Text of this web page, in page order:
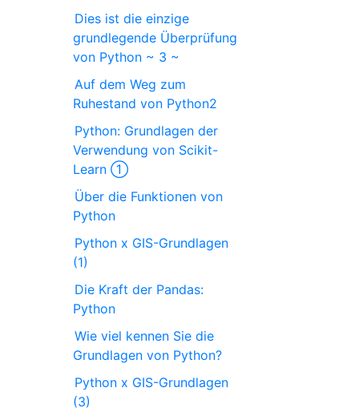
Dies ist die einzige
grundlegende Überprüfung
von Python ~ 3 ~
Auf dem Weg zum
Ruhestand von Python2
Python: Grundlagen der
Verwendung von Scikit-
Learn ①
Über die Funktionen von
Python
Python x GIS-Grundlagen
(1)
Die Kraft der Pandas:
Python
Wie viel kennen Sie die
Grundlagen von Python?
Python x GIS-Grundlagen
(3)